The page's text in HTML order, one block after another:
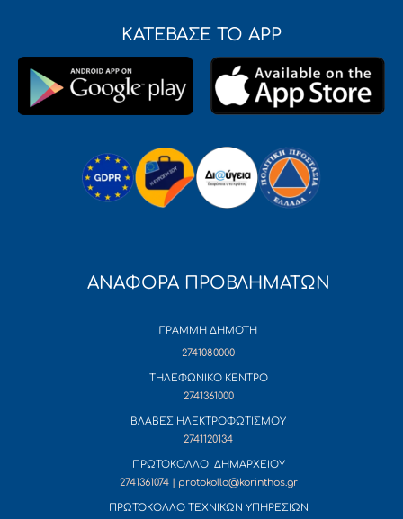
ΚΑΤΕΒΑΣΕ ΤΟ APP
ΑΝΑΦΟΡΑ ΠΡΟΒΛΗΜΑΤΩΝ
ΓΡΑΜΜΗ ΔΗΜΟΤΗ
2741080000
ΤΗΛΕΦΩΝΙΚΟ ΚΕΝΤΡΟ
2741361000
ΒΛΑΒΕΣ ΗΛΕΚΤΡΟΦΩΤΙΣΜΟΥ
2741120134
ΠΡΩΤΟΚΟΛΛΟ ΔΗΜΑΡΧΕΙΟΥ
2741361074 | protokollo@korinthos.gr
ΠΡΩΤΟΚΟΛΛΟ ΤΕΧΝΙΚΩΝ ΥΠΗΡΕΣΙΩΝ